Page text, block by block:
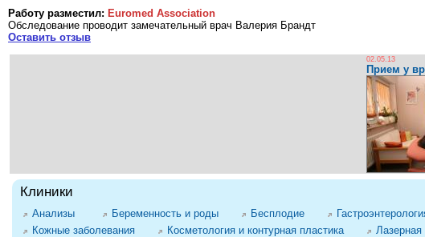
Работу разместил: Euromed Association
Обследование проводит замечательный врач Валерия Брандт
Оставить отзыв
02.05.13
Прием у
Клиники
Анализы Беременность и роды Бесплодие
Кожные заболевания
Косметология и контурная пластика Лазерная